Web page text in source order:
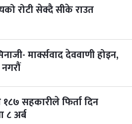
रोटी सेक्दै सीके राउत
मार्क्सवाद देववाणी होइन,
सहकारीले फिर्ता दिन
अर्ब